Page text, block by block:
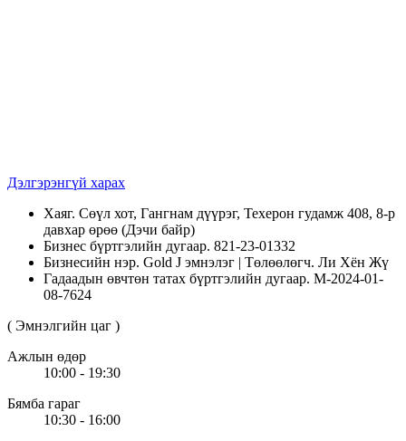
Дэлгэрэнгүй харах
Хаяг. Сөүл хот, Гангнам дүүрэг, Техерон гудамж 408, 8-р
давхар өрөө (Дэчи байр)
Бизнес бүртгэлийн дугаар. 821-23-01332
Бизнесийн нэр. Gold J эмнэлэг | Төлөөлөгч. Ли Хён Жү
Гадаадын өвчтөн татах бүртгэлийн дугаар. M-2024-01-
08-7624
( Эмнэлгийн цаг )
Ажлын өдөр
10:00 - 19:30
Бямба гараг
10:30 - 16:00